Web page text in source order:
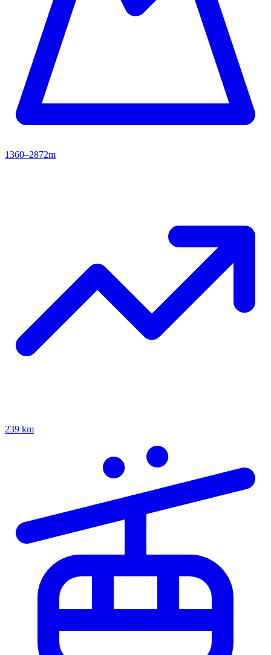
1360–2872m
239 km